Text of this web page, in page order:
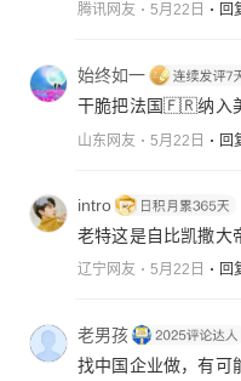
腾讯网友 5月22日 回
始终如一
干脆把法国🇫🇷纳入
山东网友 5月22日 回
intro
老特这是自比凯撒大
辽宁网友 5月22日 回
老男孩
找中国企业做，有可